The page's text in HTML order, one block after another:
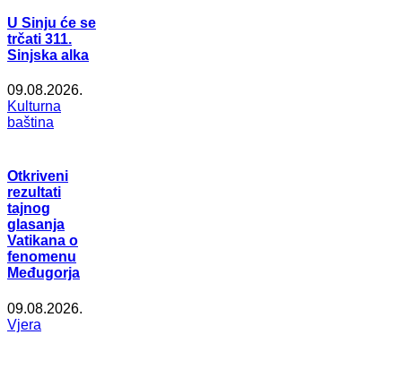
U Sinju će se
trčati 311.
Sinjska alka
09.08.2026.
Kulturna
baština
Otkriveni
rezultati
tajnog
glasanja
Vatikana o
fenomenu
Međugorja
09.08.2026.
Vjera